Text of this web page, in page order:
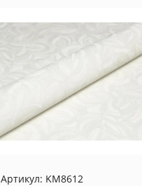
Артикул: KM8612